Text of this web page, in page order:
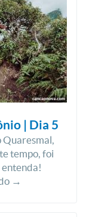
| Dia 5
Quaresmal,
tempo, foi
entenda!
→